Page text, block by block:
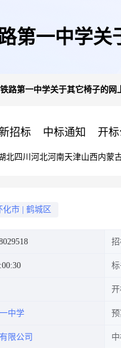
第一中学关
路第一中学关于其它椅子的网
招标 中标通知 开
北四川 河北河南天津山西内蒙
化市 鹤城区
标
开
中学
限公司